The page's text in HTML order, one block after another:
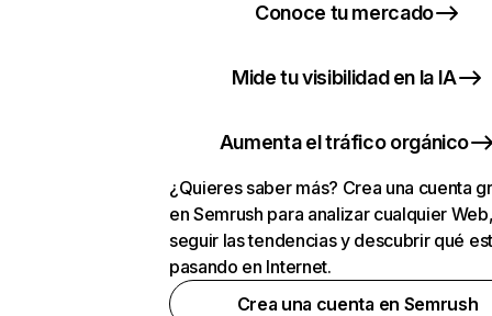
Conoce tu mercado
Mide tu visibilidad en la IA
Aumenta el tráfico orgánico
¿Quieres saber más? Crea una cuenta
en Semrush para analizar cualquier
seguir las tendencias y descubrir qué
pasando en Internet.
Crea una cuenta en Semrush